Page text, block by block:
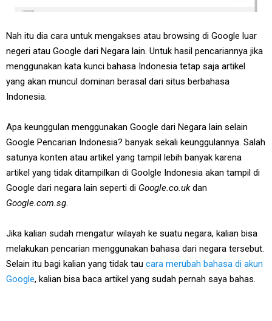
Nah itu dia cara untuk mengakses atau browsing di Google luar
negeri atau Google dari Negara lain. Untuk hasil pencariannya jika
menggunakan kata kunci bahasa Indonesia tetap saja artikel
yang akan muncul dominan berasal dari situs berbahasa
Indonesia.
Apa keunggulan menggunakan Google dari Negara lain selain
Google Pencarian Indonesia? banyak sekali keunggulannya. Salah
satunya konten atau artikel yang tampil lebih banyak karena
artikel yang tidak ditampilkan di Goolgle Indonesia akan tampil di
Google dari negara lain seperti di Google.co.ukdan
Google.com.sg.
Jika kalian sudah mengatur wilayah ke suatu negara, kalian bisa
melakukan pencarian menggunakan bahasa dari negara tersebut.
Selain itu bagi kalian yang tidak tau cara merubah bahasa di akun
Google, kalian bisa baca artikel yang sudah pernah saya bahas.